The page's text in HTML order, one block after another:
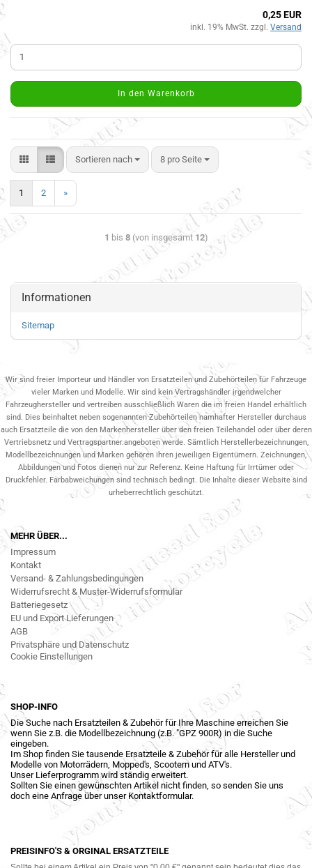
0,25 EUR
inkl. 19% MwSt. zzgl. Versand
In den Warenkorb
Sortieren nach 8 pro Seite
1 2 »
1 bis 8(von insgesamt 12)
Informationen
Sitemap
Wir sind freier Importeur und Händler von Ersatzteilen und Zubehörteilen für Fahrzeuge
vieler Marken und Modelle. Wir sind kein Vertragshändler irgendwelcher
Fahrzeughersteller und vertreiben ausschließlich Waren die im freien Handel erhältlich
sind. Dies beinhaltet neben sogenannten Zubehörteilen namhafter Hersteller durchaus
auch Ersatzteile die von den Markenhersteller über den freien Teilehandel oder über deren
Vertriebsnetz und Vertragspartner.angeboten werde. Sämtlich Herstellerbezeichnungen,
Modellbezeichnungen und Marken gehören ihren jeweiligen Eigentümern. Zeichnungen,
Abbildungen und Fotos dienen nur zur Referenz. Keine Haftung für Irrtümer oder
Druckfehler. Farbabweichungen sind technisch bedingt. Die Inhalte dieser Website sind
urheberrechtlich geschützt.
MEHR ÜBER...
Impressum
Kontakt
Versand- & Zahlungsbedingungen
Widerrufsrecht & Muster-Widerrufsformular
Batteriegesetz
EU und Export Lieferungen
AGB
Privatsphäre und Datenschutz
Cookie Einstellungen
SHOP-INFO
Die Suche nach Ersatzteilen & Zubehör für Ihre Maschine erreichen Sie
wenn Sie z.B. die Modellbezeichnung (z.B. "GPZ 900R) in die Suche
eingeben.
Im Shop finden Sie tausende Ersatzteile & Zubehör für alle Hersteller und
Modelle von Motorrädern, Mopped's, Scootern und ATV's.
Unser Lieferprogramm wird ständig erweitert.
Sollten Sie einen gewünschten Artikel nicht finden, so senden Sie uns
doch eine Anfrage über unser Kontaktformular.
PREISINFO'S & ORGINAL ERSATZTEILE